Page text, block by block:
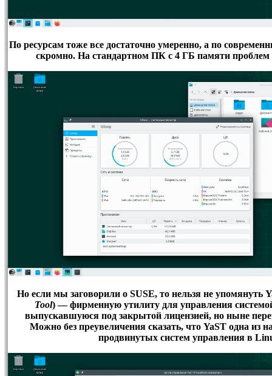
По ресурсам тоже все достаточно умеренно, а по
скромно. На стандартном ПК с 4 ГБ памяти
Но если мы заговорили о SUSE, то нельзя не упомянуть
Tool) — фирменную утилиту для управления
выпускавшуюся под закрытой лицензией, но ныне
Можно без преувеличения сказать, что YaST одна из
продвинутых систем управления в